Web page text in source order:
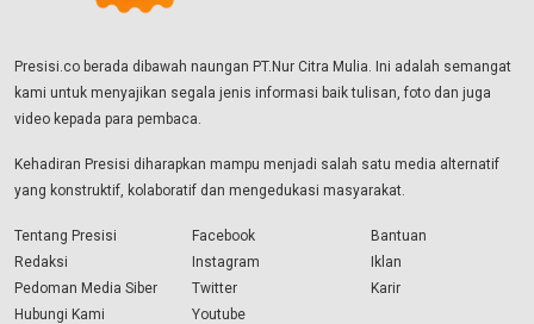
Presisi.co berada dibawah naungan PT.Nur Citra Mulia. Ini adalah semangat
kami untuk menyajikan segala jenis informasi baik tulisan, foto dan juga
video kepada para pembaca.
Kehadiran Presisi diharapkan mampu menjadi salah satu media alternatif
yang konstruktif, kolaboratif dan mengedukasi masyarakat.
Tentang Presisi
Redaksi
Pedoman Media Siber
Hubungi Kami
Facebook
Instagram
Twitter
Youtube
Bantuan
Iklan
Karir